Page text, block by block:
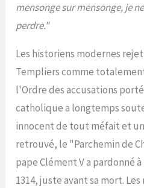
mensonge sur mensonge, je
perdre."
Les historiens modernes
Templiers comme
l'Ordre des accusations
catholique a longtemps
innocent de tout méfait et
retrouvé, le "Parchemin de
pape Clément V a pardonné
1314, juste avant sa mort.